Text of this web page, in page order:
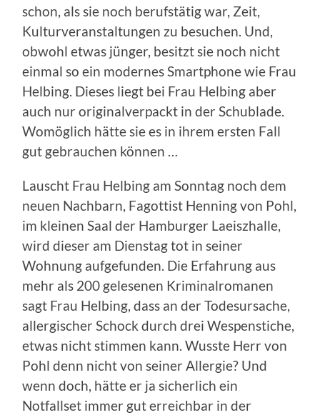
schon, als sie noch berufstätig war, Zeit,
Kulturveranstaltungen zu besuchen. Und,
obwohl etwas jünger, besitzt sie noch nicht
einmal so ein modernes Smartphone wie Frau
Helbing. Dieses liegt bei Frau Helbing aber
auch nur originalverpackt in der Schublade.
Womöglich hätte sie es in ihrem ersten Fall
gut gebrauchen können …
Lauscht Frau Helbing am Sonntag noch dem
neuen Nachbarn, Fagottist Henning von Pohl,
im kleinen Saal der Hamburger Laeiszhalle,
wird dieser am Dienstag tot in seiner
Wohnung aufgefunden. Die Erfahrung aus
mehr als 200 gelesenen Kriminalromanen
sagt Frau Helbing, dass an der Todesursache,
allergischer Schock durch drei Wespenstiche,
etwas nicht stimmen kann. Wusste Herr von
Pohl denn nicht von seiner Allergie? Und
wenn doch, hätte er ja sicherlich ein
Notfallset immer gut erreichbar in der